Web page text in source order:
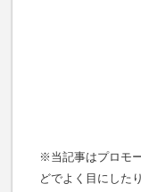
※当記事はプロモ
どでよく目にした